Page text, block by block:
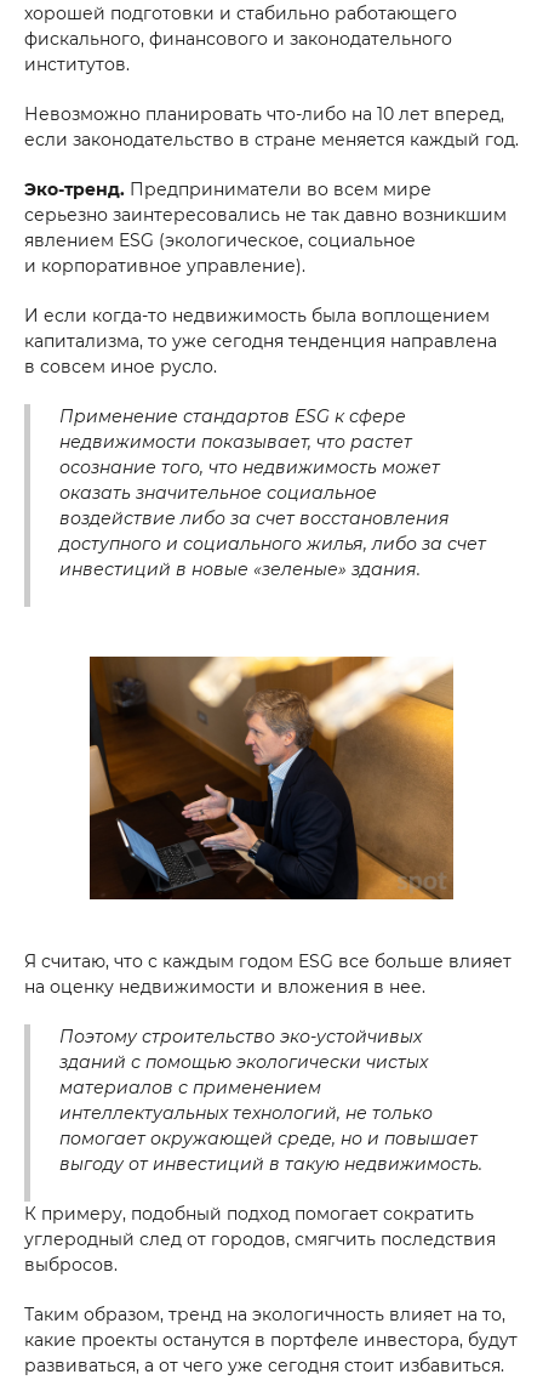
хорошей подготовки и стабильно работающего
фискального, финансового и законодательного
институтов.
Невозможно планировать что-либо на 10 лет вперед,
если законодательство в стране меняется каждый год.
Эко-тренд. Предприниматели во всем мире
серьезно заинтересовались не так давно возникшим
явлением ESG (экологическое, социальное
и корпоративное управление).
И если когда-то недвижимость была воплощением
капитализма, то уже сегодня тенденция направлена
в совсем иное русло.
Применение стандартов ESG к сфере
недвижимости показывает, что растет
осознание того, что недвижимость может
оказать значительное социальное
воздействие либо за счет восстановления
доступного и социального жилья, либо за счет
инвестиций в новые «зеленые» здания.
Я считаю, что с каждым годом ESG все больше влияет
на оценку недвижимости и вложения в нее.
Поэтому строительство эко-устойчивых
зданий с помощью экологически чистых
материалов с применением
интеллектуальных технологий, не только
помогает окружающей среде, но и повышает
выгоду от инвестиций в такую недвижимость.
К примеру, подобный подход помогает сократить
углеродный след от городов, смягчить последствия
выбросов.
Таким образом, тренд на экологичность влияет на то,
какие проекты останутся в портфеле инвестора, будут
развиваться, а от чего уже сегодня стоит избавиться.
Хотите получить консультацию?
Номер телефона
Отправить